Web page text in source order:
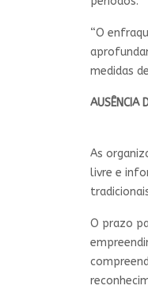
“O
medidas
AUSÊNCIA
As
livre e
O prazo